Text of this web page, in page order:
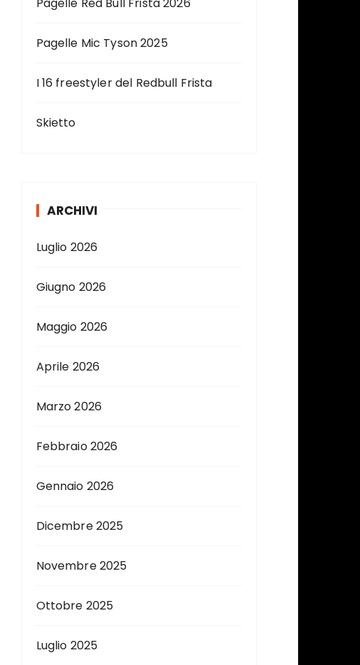
Pagelle Mic Tyson 2025
I 16 freestyler del Redbull Frista
Skietto
ARCHIVI
Luglio 2026
Giugno 2026
Maggio 2026
Aprile 2026
Marzo 2026
Febbraio 2026
Gennaio 2026
Dicembre 2025
Novembre 2025
Ottobre 2025
Luglio 2025